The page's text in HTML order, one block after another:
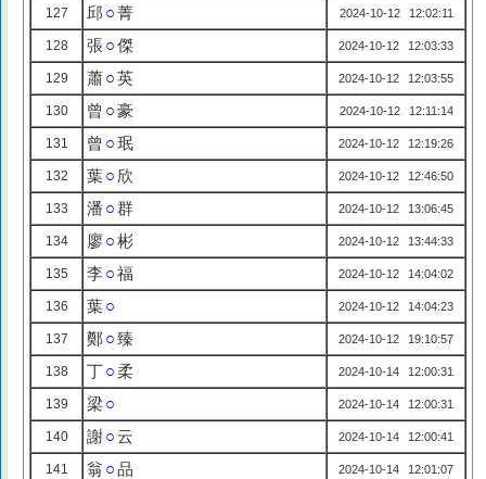
127 邱 ○菁 2024-10-12 12:02:11
128 張○傑 2024-10-12 12:03:33
129 蕭○英 2024-10-12 12:03:55
130 曾 ○豪 2024-10-12 12:11:14
131 曾 ○珉 2024-10-12 12:19:26
132 葉○ 欣 2024-10-12 12:46:50
133 潘 ○群 2024-10-12 13:06:45
134 廖○彬 2024-10-12 13:44:33
135 李○福 2024-10-12 14:04:02
136 葉○ 2024-10-12 14:04:23
137 鄭○臻 2024-10-12 19:10:57
138 丁○柔 2024-10-14 12:00:31
139 梁 ○ 2024-10-14 12:00:31
140 謝○云 2024-10-14 12:00:41
141 翁 ○品 2024-10-14 12:01:07